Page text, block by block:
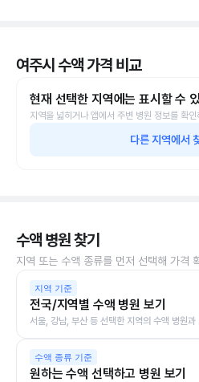
여주시 수액 가격 비교
현재 선택한 지역에는 표시할 수
지역을 넓히거나 앱에서 주변 병원 정보를 확인
다른 지역에서
수액 병원 찾기
지역 또는 수액 종류를 먼저 선택해 가격
지역 기준
전국/지역별 수액 병원 보기
서울, 강남, 부산 등 선택한 지역의 수액 병원과
수액 종류 기준
원하는 수액 선택하고 병원 보기